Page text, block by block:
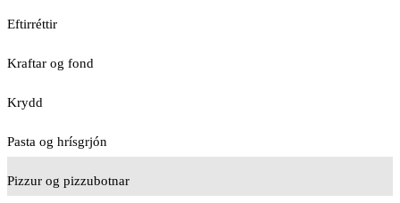
Eftirréttir
Kraftar og fond
Krydd
Pasta og hrísgrjón
Pizzur og pizzubotnar